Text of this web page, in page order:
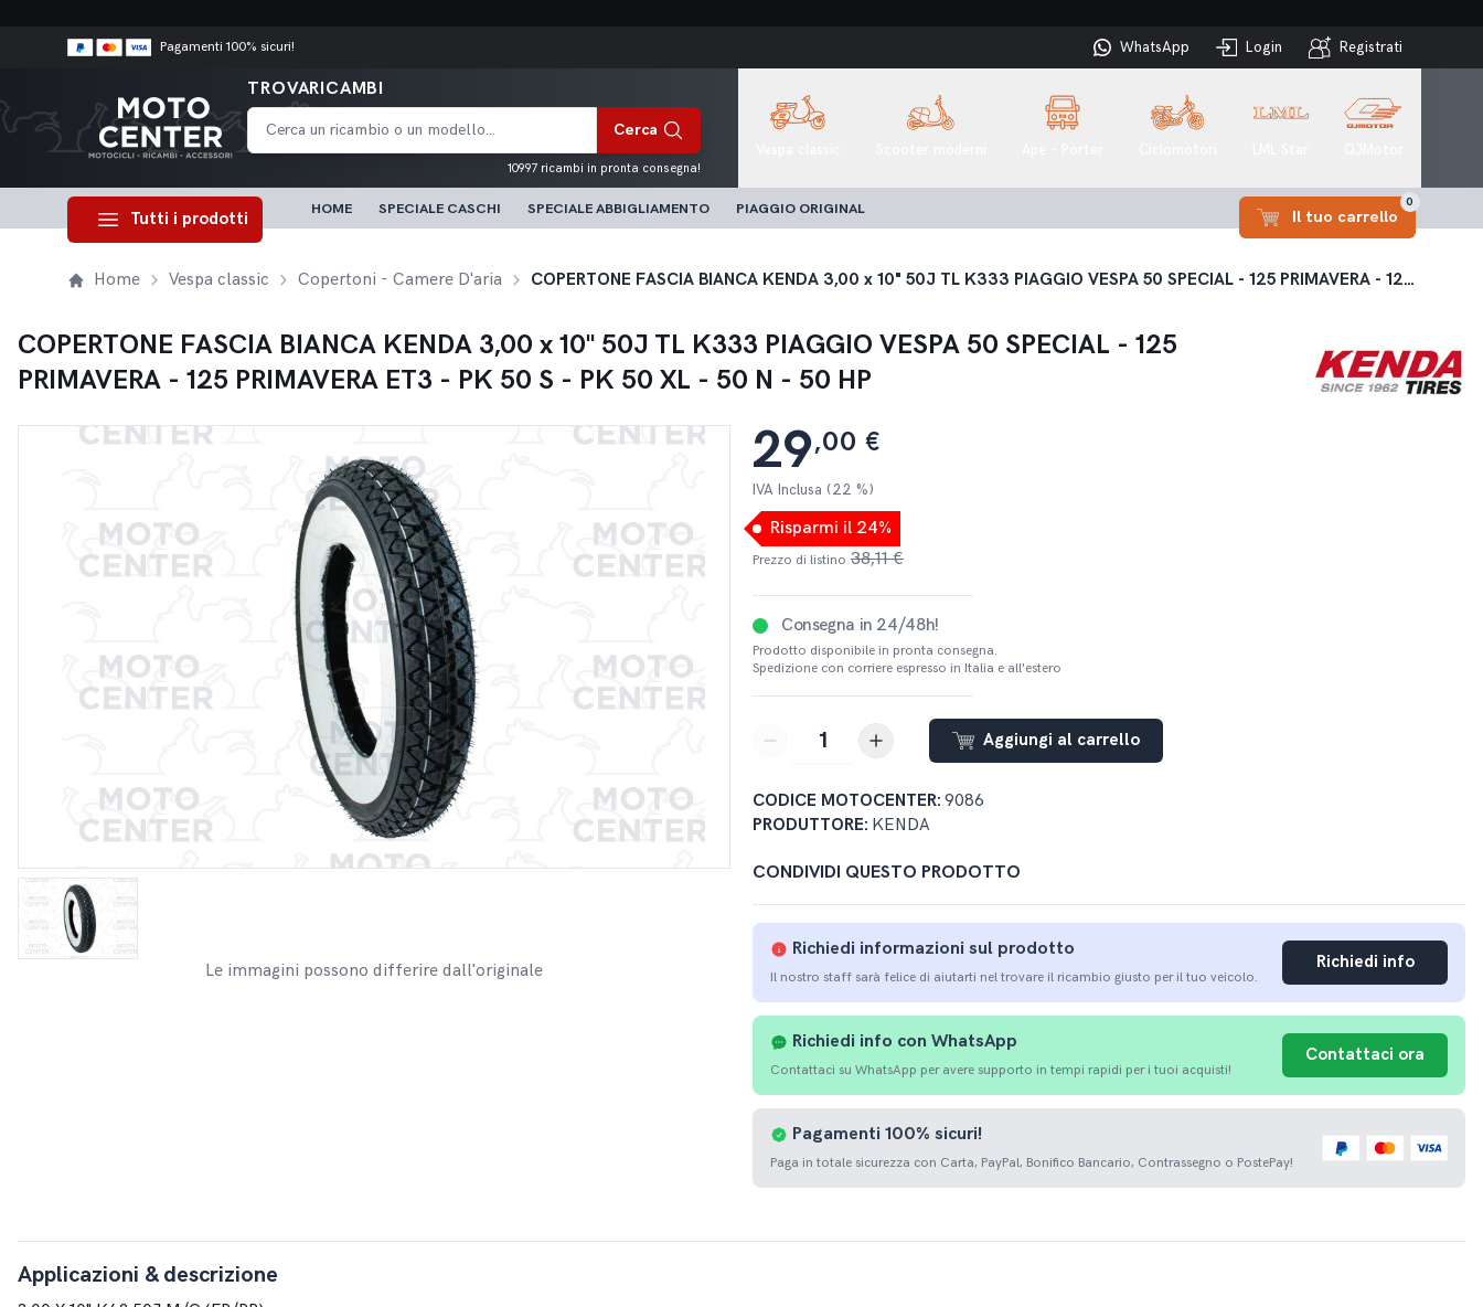
Pagamenti 100% sicuri! WhatsApp Login Registrati
TROVARICAMBI
Cerca
10997 ricambi in pronta consegna!
Tutti i prodotti
HOME SPECIALE CASCHI SPECIALE ABBIGLIAMENTO PIAGGIO ORIGINAL Il tuo carrello
0
Home Vespa classic Copertoni - Camere D'aria COPERTONE FASCIA BIANCA KENDA 3,00 x 10" 50J TL K333 PIAGGIO VESPA 50 SPECIAL - 125 PRIMAVERA - 125 PRIMAVERA ET3 - PK 50 S - PK 50 XL - 50 N - 50 HP
COPERTONE FASCIA BIANCA KENDA 3,00 x 10" 50J TL K333 PIAGGIO VESPA 50 SPECIAL - 125
PRIMAVERA - 125 PRIMAVERA ET3 - PK 50 S - PK 50 XL - 50 N - 50 HP
Le immagini possono differire dall'originale
29,00 €
IVA Inclusa (22 %)
Risparmi il 24%
Prezzo di listino 38,11 €
Consegna in 24/48h!
Prodotto disponibile in pronta consegna.
Spedizione con corriere espresso in Italia e all'estero
button-minusbutton-plus
Aggiungi al carrello
CODICE MOTOCENTER: 9086
PRODUTTORE: KENDA
CONDIVIDI QUESTO PRODOTTO
Richiedi informazioni sul prodotto
Il nostro staff sarà felice di aiutarti nel trovare il ricambio giusto per il tuo veicolo.
Richiedi info
Richiedi info con WhatsApp
Contattaci su WhatsApp per avere supporto in tempi rapidi per i tuoi acquisti!
Contattaci ora
Pagamenti 100% sicuri!
Paga in totale sicurezza con Carta, PayPal, Bonifico Bancario, Contrassegno o PostePay!
Applicazioni & descrizione